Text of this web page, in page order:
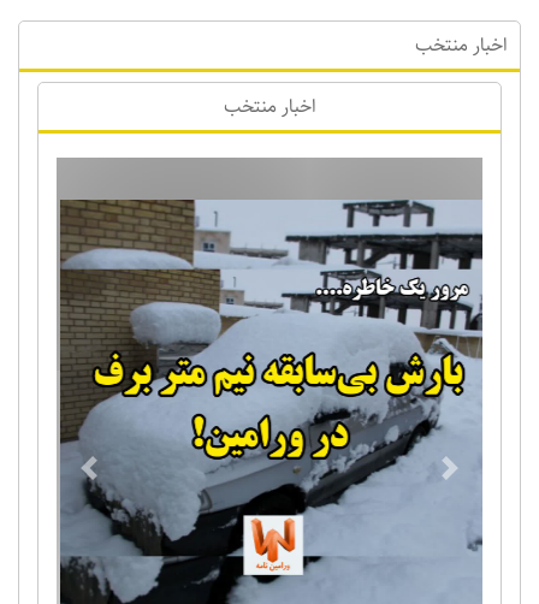
اخبار منتخب
اخبار منتخب
Previous Next